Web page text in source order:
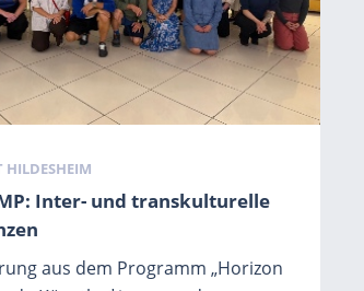
Inter- und transkulturelle
aus dem Programm „Horizon
HILDESHEIM